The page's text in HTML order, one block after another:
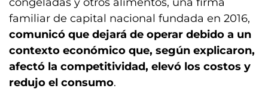
familiar de capital nacional fundada en 2016,
comunicó que dejará de operar debido a un
contexto económico que, según explicaron,
afectó la competitividad, elevó los costos y
redujo el consumo.